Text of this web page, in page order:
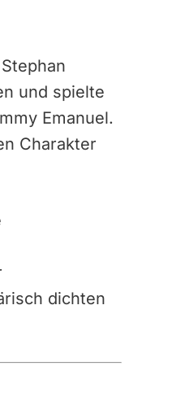
und spielte
Emanuel.
Charakter
dichten